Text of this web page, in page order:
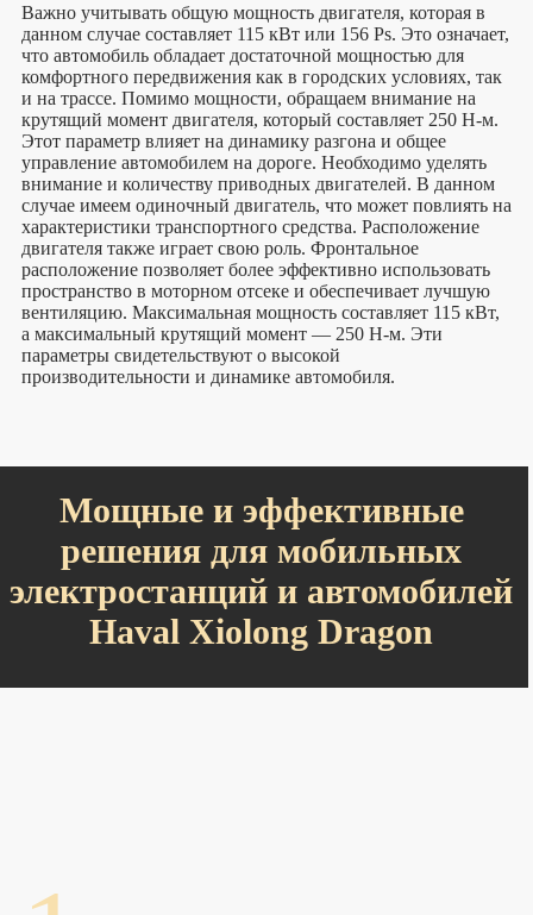
Важно учитывать общую мощность двигателя, которая в
данном случае составляет 115 кВт или 156 Ps. Это означает,
что автомобиль обладает достаточной мощностью для
комфортного передвижения как в городских условиях, так
и на трассе. Помимо мощности, обращаем внимание на
крутящий момент двигателя, который составляет 250 Н-м.
Этот параметр влияет на динамику разгона и общее
управление автомобилем на дороге. Необходимо уделять
внимание и количеству приводных двигателей. В данном
случае имеем одиночный двигатель, что может повлиять на
характеристики транспортного средства. Расположение
двигателя также играет свою роль. Фронтальное
расположение позволяет более эффективно использовать
пространство в моторном отсеке и обеспечивает лучшую
вентиляцию. Максимальная мощность составляет 115 кВт,
а максимальный крутящий момент — 250 Н-м. Эти
параметры свидетельствуют о высокой
производительности и динамике автомобиля.
Мощные и эффективные
решения для мобильных
электростанций и автомобилей
Haval Xiolong Dragon